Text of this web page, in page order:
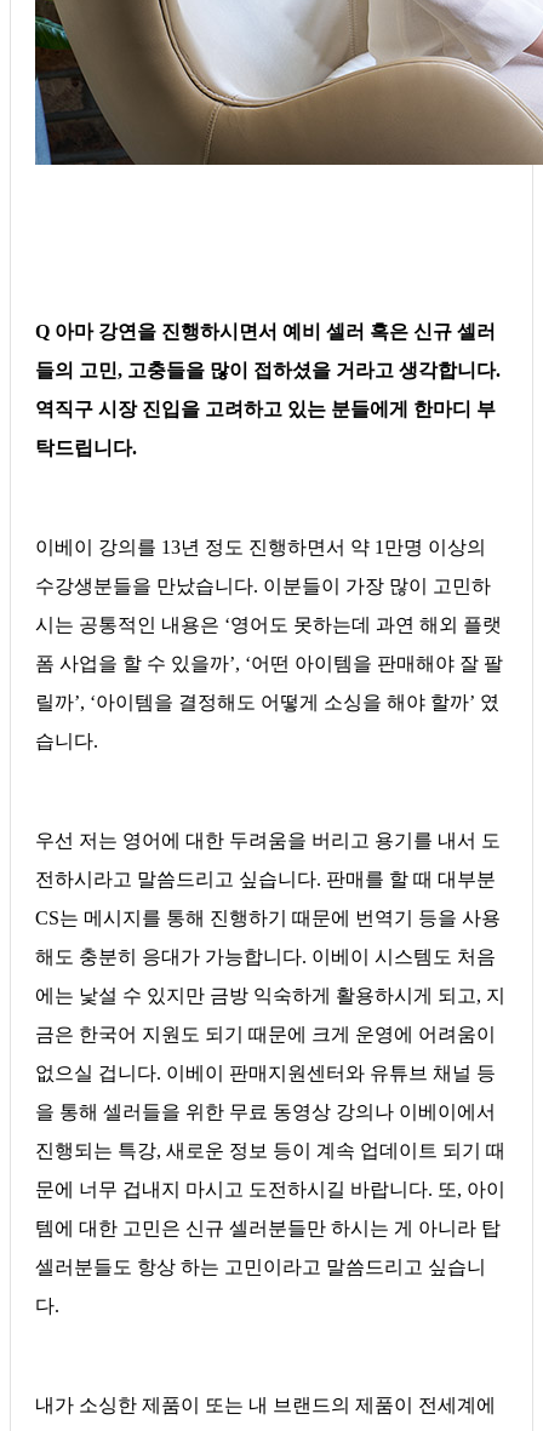
Q 아마 강연을 진행하시면서 예비 셀러 혹은 신규 셀러
들의 고민, 고충들을 많이 접하셨을 거라고 생각합니다.
역직구 시장 진입을 고려하고 있는 분들에게 한마디 부
탁드립니다.
이베이 강의를 13년 정도 진행하면서 약 1만명 이상의
수강생분들을 만났습니다. 이분들이 가장 많이 고민하
시는 공통적인 내용은 ‘영어도 못하는데 과연 해외 플랫
폼 사업을 할 수 있을까’, ‘어떤 아이템을 판매해야 잘 팔
릴까’, ‘아이템을 결정해도 어떻게 소싱을 해야 할까’ 였
습니다.
우선 저는 영어에 대한 두려움을 버리고 용기를 내서 도
전하시라고 말씀드리고 싶습니다. 판매를 할 때 대부분
CS는 메시지를 통해 진행하기 때문에 번역기 등을 사용
해도 충분히 응대가 가능합니다. 이베이 시스템도 처음
에는 낯설 수 있지만 금방 익숙하게 활용하시게 되고, 지
금은 한국어 지원도 되기 때문에 크게 운영에 어려움이
없으실 겁니다. 이베이 판매지원센터와 유튜브 채널 등
을 통해 셀러들을 위한 무료 동영상 강의나 이베이에서
진행되는 특강, 새로운 정보 등이 계속 업데이트 되기 때
문에 너무 겁내지 마시고 도전하시길 바랍니다. 또, 아이
템에 대한 고민은 신규 셀러분들만 하시는 게 아니라 탑
셀러분들도 항상 하는 고민이라고 말씀드리고 싶습니
다.
내가 소싱한 제품이 또는 내 브랜드의 제품이 전세계에